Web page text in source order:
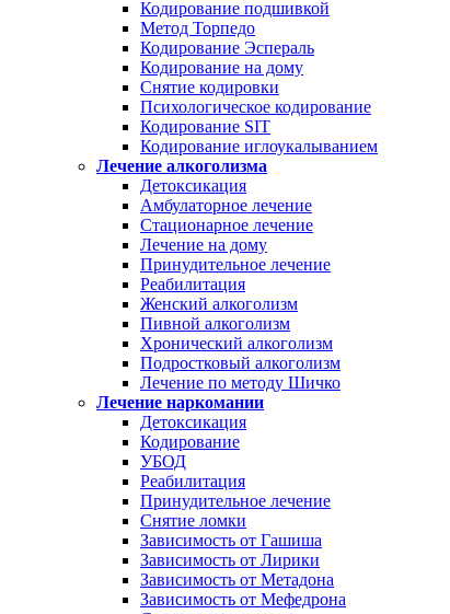
Кодирование подшивкой
Метод Торпедо
Кодирование Эспераль
Кодирование на дому
Снятие кодировки
Психологическое кодирование
Кодирование SIT
Кодирование иглоукалыванием
Лечение алкоголизма
Детоксикация
Амбулаторное лечение
Стационарное лечение
Лечение на дому
Принудительное лечение
Реабилитация
Женский алкоголизм
Пивной алкоголизм
Хронический алкоголизм
Подростковый алкоголизм
Лечение по методу Шичко
Лечение наркомании
Детоксикация
Кодирование
УБОД
Реабилитация
Принудительное лечение
Снятие ломки
Зависимость от Гашиша
Зависимость от Лирики
Зависимость от Метадона
Зависимость от Мефедрона